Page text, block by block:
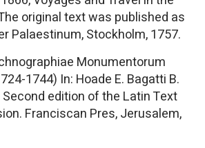
original text was published as
Palaestinum, Stockholm, 1757.
Monumentorum
1744) In: Hoade E. Bagatti B.
Second edition of the Latin Text
Franciscan Pres, Jerusalem,